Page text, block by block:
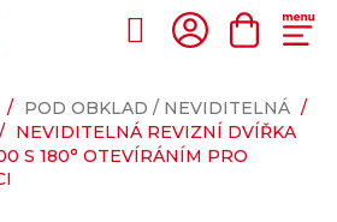
Hledat
KOŠÍK
/ POD OBKLAD / NEVIDITELNÁ /
/ NEVIDITELNÁ REVIZNÍ DVÍŘKA
S 180° OTEVÍRÁNÍM PRO